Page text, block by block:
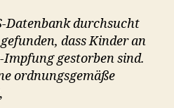
Datenbank durchsucht
dass Kinder an
Impfung gestorben sind.
ordnungsgemäße
,